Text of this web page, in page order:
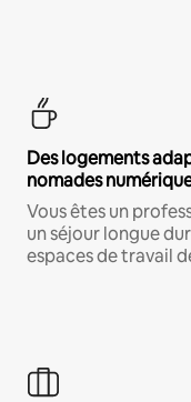
Des logements
nomades
Vous êtes un
un séjour longue
espaces de travail